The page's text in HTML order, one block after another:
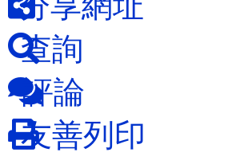
查詢
評論
友善列印